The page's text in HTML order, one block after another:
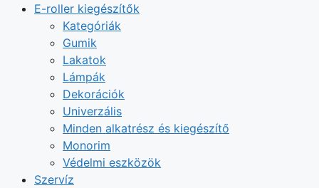
E-roller kiegészítők
Kategóriák
Gumik
Lakatok
Lámpák
Dekorációk
Univerzális
Minden alkatrész és kiegészítő
Monorim
Védelmi eszközök
Szervíz